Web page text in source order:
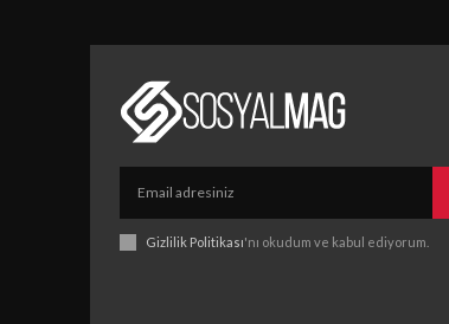
Gizlilik Politikası'nı okudum ve kabul ediyorum.